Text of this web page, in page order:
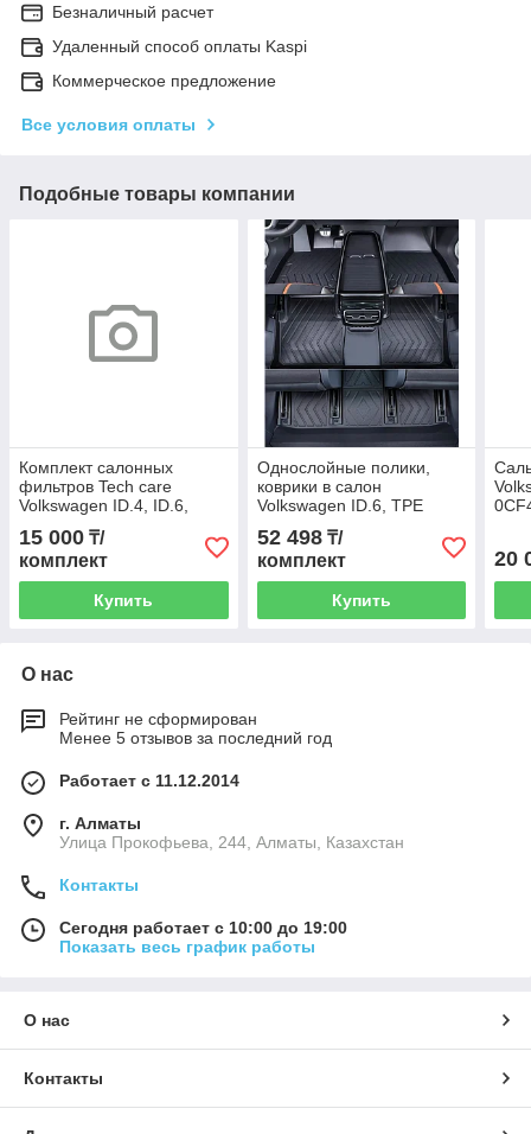
Безналичный расчет
Удаленный способ оплаты Kaspi
Коммерческое предложение
Все условия оплаты
Подобные товары компании
Комплект салонных
фильтров Tech care
Volkswagen ID.4, ID.6,
1ED819654, 1ED819644
15 000 ₸/
комплект
Купить
Однослойные полики,
коврики в салон
Volkswagen ID.6, TPE
52 498₸/
комплект
Купить
20
О нас
Рейтинг не сформирован
Менее 5 отзывов за последний год
Работает с 11.12.2014
г. Алматы
​Улица Прокофьева, 244, Алматы, Казахстан
Контакты
Сегодня работает с 10:00 до 19:00
Показать весь график работы
О нас
Контакты